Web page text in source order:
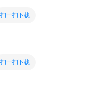
扫一扫下载
扫一扫下载